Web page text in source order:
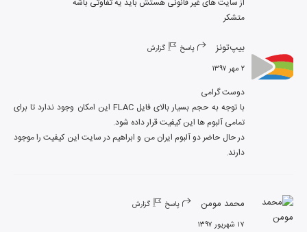
متشکر
بیپ‌تونز پاسخ گزارش
۲ مهر ۱۳۹۷
با توجه به حجم بسیار بالای فایل FLAC این امکان وجود ندارد تا برای
در حال حاضر دو آلبوم ایران من و ابراهیم در سایت این کیفیت را موجود
دارند.
محمد مومن پاسخ گزارش
۱۷ شهریور ۱۳۹۷